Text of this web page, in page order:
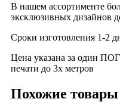
В нашем ассортименте
эксклюзивных дизайнов
Сроки изготовления 1-2
Цена указана за один
печати до 3х метров
Похожие товары